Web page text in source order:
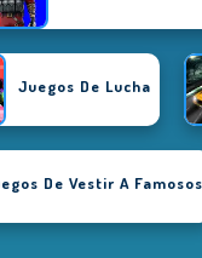
Juegos De Lucha
De Vestir A Famosos